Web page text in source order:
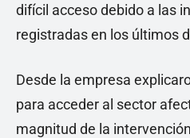
difícil acceso debido a las
registradas en los últimos
Desde la empresa
para acceder al sector
magnitud de la